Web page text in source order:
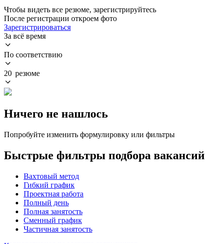
Чтобы видеть все резюме, зарегистрируйтесь
После регистрации откроем фото
Зарегистрироваться
За всё время
По соответствию
20 резюме
Ничего не нашлось
Попробуйте изменить формулировку или фильтры
Быстрые фильтры подбора вакансий
Вахтовый метод
Гибкий график
Проектная работа
Полный день
Полная занятость
Сменный график
Частичная занятость